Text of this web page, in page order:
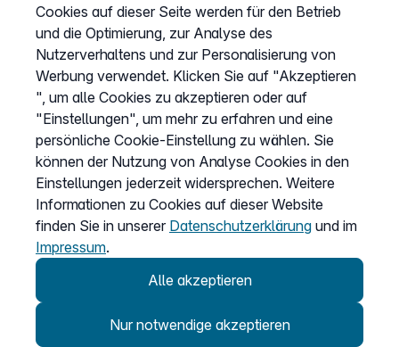
Impressum
Cookies anpassen
Service
Hilfecenter
Wissen
Kündigung
my.easybell
Cookies auf dieser Seite werden für den Betrieb
und die Optimierung, zur Analyse des
Nutzerverhaltens und zur Personalisierung von
Werbung verwendet. Klicken Sie auf "Akzeptieren
", um alle Cookies zu akzeptieren oder auf
"Einstellungen", um mehr zu erfahren und eine
persönliche Cookie-Einstellung zu wählen. Sie
können der Nutzung von Analyse Cookies in den
Einstellungen jederzeit widersprechen. Weitere
Informationen zu Cookies auf dieser Website
finden Sie in unserer Datenschutzerklärung und im
Impressum.
Alle akzeptieren
Nur notwendige akzeptieren